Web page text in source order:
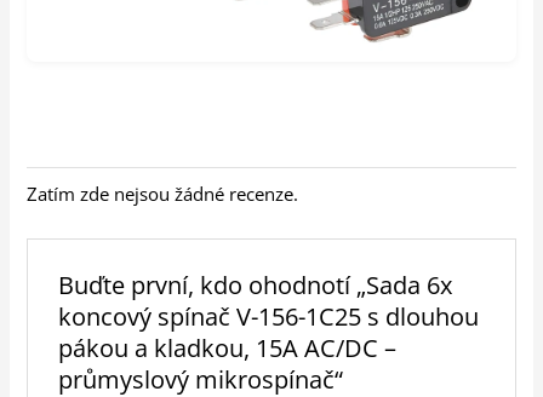
Zatím zde nejsou žádné recenze.
Buďte první, kdo ohodnotí „Sada 6x
koncový spínač V-156-1C25 s dlouhou
pákou a kladkou, 15A AC/DC –
průmyslový mikrospínač“